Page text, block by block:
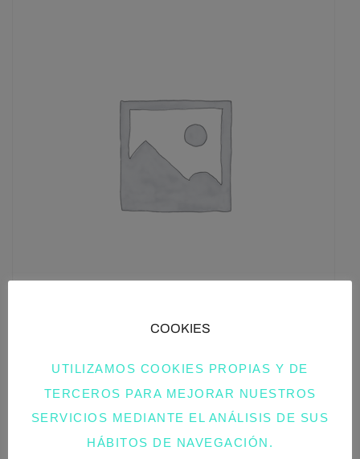
32,00€
COOKIES
UTILIZAMOS COOKIES PROPIAS Y DE
TERCEROS PARA MEJORAR NUESTROS
SERVICIOS MEDIANTE EL ANÁLISIS DE SUS
HÁBITOS DE NAVEGACIÓN.